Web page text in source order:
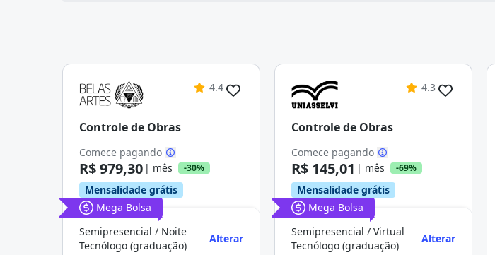
4.4
Controle de Obras
Comece pagando
R$ 979,30 | mês -30%
Mensalidade grátis
Mega Bolsa
Semipresencial / Noite
Tecnólogo (graduação)
Alterar
4.3
Controle de Obras
Comece pagando
R$ 145,01 | mês -69%
Mensalidade grátis
Mega Bolsa
Semipresencial / Virtual
Tecnólogo (graduação)
Alterar